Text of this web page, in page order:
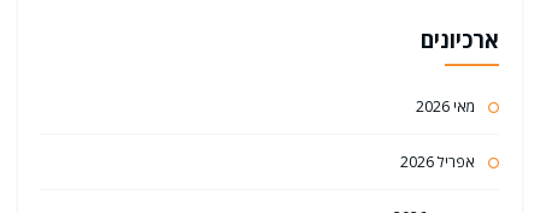
ארכיונים
מאי 2026
אפריל 2026